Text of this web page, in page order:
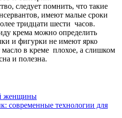
следует помнить, что такие
имеют малые сроки
тридцати шести часов.
крема можно определить
и фигурки не имеют ярко
в креме плохое, а слишком
и полезна.
женщины
современные технологии для